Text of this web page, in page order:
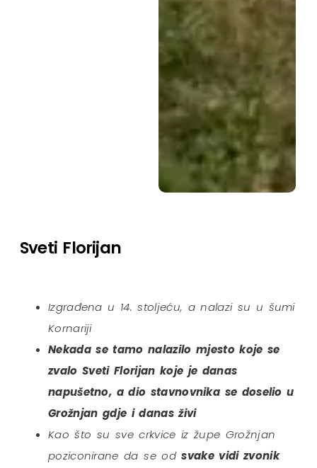
Sveti Florijan
Izgrađena u 14. stoljeću, a nalazi su u šumi
Kornariji
Nekada se tamo nalazilo mjesto koje se
zvalo Sveti Florijan koje je danas
napušetno, a dio stavnovnika se doselio u
Grožnjan gdje i danas živi
Kao što su sve crkvice iz župe Grožnjan
poziconirane da se odsvake vidi zvonik